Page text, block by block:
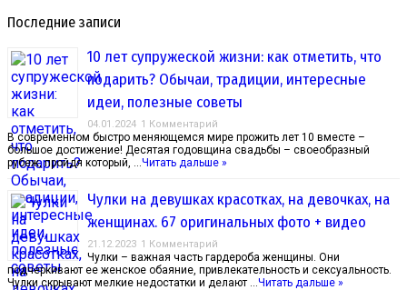
Последние записи
10 лет супружеской жизни: как отметить, что
подарить? Обычаи, традиции, интересные
идеи, полезные советы
04.01.2024 1 Комментарий
В современном быстро меняющемся мире прожить лет 10 вместе –
большое достижение! Десятая годовщина свадьбы – своеобразный
рубеж, пройдя который, …Читать дальше »
Чулки на девушках красотках, на девочках, на
женщинах. 67 оригинальных фото + видео
21.12.2023 1 Комментарий
Чулки – важная часть гардероба женщины. Они
подчеркивают ее женское обаяние, привлекательность и сексуальность.
Чулки скрывают мелкие недостатки и делают …Читать дальше »